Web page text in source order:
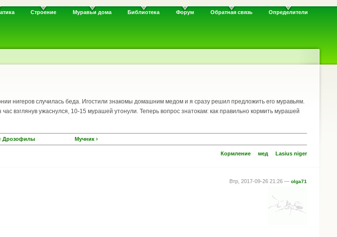
Строение Муравьи дома Библиотека Форум Обратная связь Определители
нигеров случилась беда. Игостили знакомы домашним медом и я сразу решил предложить его муравьям.
взглянув ужаснулся, 10-15 мурашей утонули. Теперь вопрос знатокам: как правильно кормить мурашей
Дрозофилы Мучник ›
Кормление мед Lasius niger
Втр, 2017-09-26 21:26 — olga71